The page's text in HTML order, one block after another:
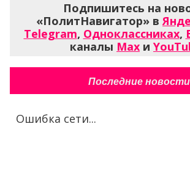
Подпишитесь на
«ПолитНавигатор» в
Telegram, Одноклассниках,
каналы Max и
Последние новости
Ошибка сети...